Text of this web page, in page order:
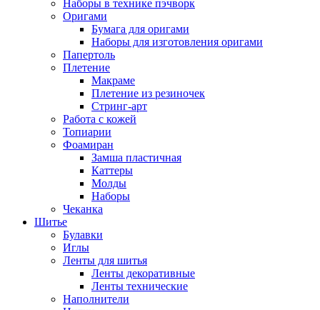
Наборы в технике пэчворк
Оригами
Бумага для оригами
Наборы для изготовления оригами
Папертоль
Плетение
Макраме
Плетение из резиночек
Стринг-арт
Работа с кожей
Топиарии
Фоамиран
Замша пластичная
Каттеры
Молды
Наборы
Чеканка
Шитье
Булавки
Иглы
Ленты для шитья
Ленты декоративные
Ленты технические
Наполнители